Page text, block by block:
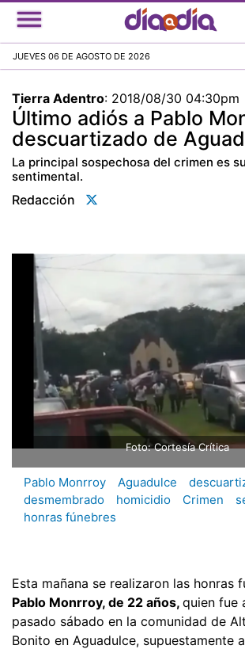
Pasar
al
principal
JUEVES 06 DE AGOSTO DE 2026
Tierra Adentro: 2018/08/30 04:30pm
Último adiós a Pablo
descuartizado de
La principal sospechosa del crimen es
sentimental.
Redacción
Foto: Cortesía Crítica
Pablo Monrroy Aguadulce
desmembrado
homicidio Crimen
honras fúnebres
Esta mañana se realizaron las honras
Pablo Monrroy, de 22 años, quien fue
pasado sábado en la comunidad de
Bonito en Aguadulce, supuestamente